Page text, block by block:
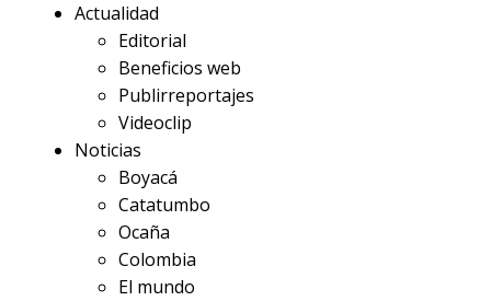
Actualidad
Editorial
Beneficios web
Publirreportajes
Videoclip
Noticias
Boyacá
Catatumbo
Ocaña
Colombia
El mundo